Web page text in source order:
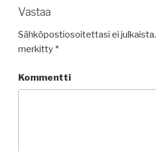
Vastaa
Sähköpostiosoitettasi ei julkaista.
merkitty *
Kommentti